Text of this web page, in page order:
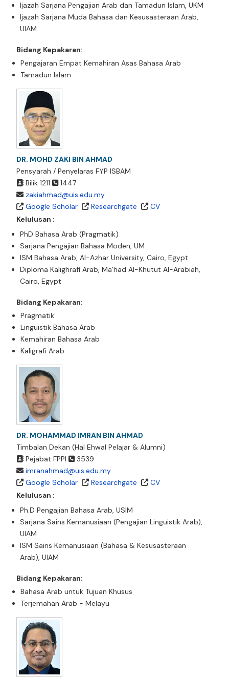
Ijazah Sarjana Pengajian Arab dan Tamadun Islam, UKM
Ijazah Sarjana Muda Bahasa dan Kesusasteraan Arab,
UIAM
Bidang Kepakaran:
Pengajaran Empat Kemahiran Asas Bahasa Arab
Tamadun Islam
DR. MOHD ZAKI BIN AHMAD
Pensyarah / Penyelaras FYP ISBAM
Bilik 1211
1447
zakiahmad@uis.edu.my
Google Scholar
Researchgate
CV
Kelulusan :
PhD Bahasa Arab (Pragmatik)
Sarjana Pengajian Bahasa Moden, UM
ISM Bahasa Arab, Al-Azhar University, Cairo, Egypt
Diploma Kalighrafi Arab, Ma'had Al-Khutut Al-Arabiah,
Cairo, Egypt
Bidang Kepakaran:
Pragmatik
Linguistik Bahasa Arab
Kemahiran Bahasa Arab
Kaligrafi Arab
DR. MOHAMMAD IMRAN BIN AHMAD
Timbalan Dekan (Hal Ehwal Pelajar & Alumni)
Pejabat FPPI
3539
imranahmad@uis.edu.my
Google Scholar
Researchgate
CV
Kelulusan :
Ph.D Pengajian Bahasa Arab, USIM
Sarjana Sains Kemanusiaan (Pengajian Linguistik Arab),
UIAM
ISM Sains Kemanusiaan (Bahasa & Kesusasteraan
Arab), UIAM
Bidang Kepakaran:
Bahasa Arab untuk Tujuan Khusus
Terjemahan Arab - Melayu